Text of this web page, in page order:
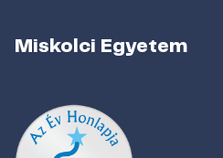
Miskolci Egyetem